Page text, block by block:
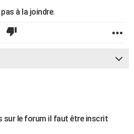
à la joindre.
sur le forum il faut être inscrit